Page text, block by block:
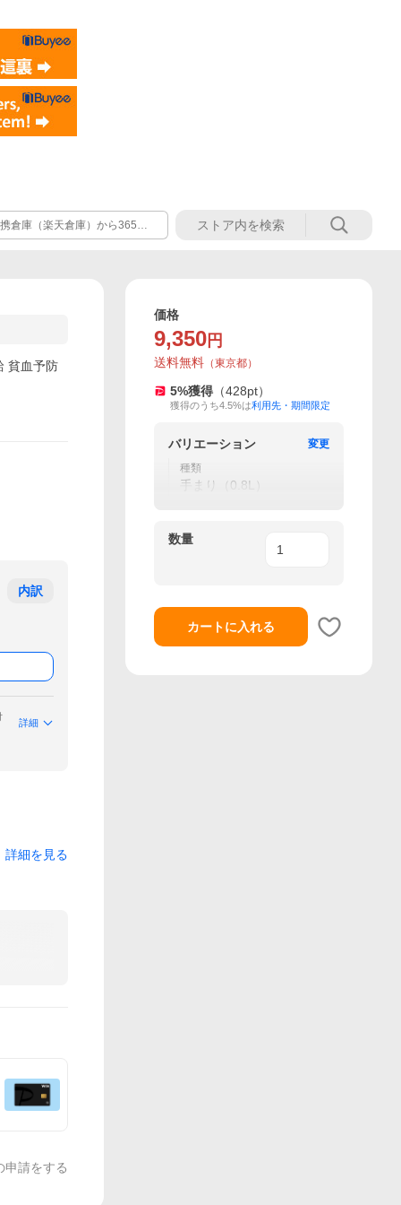
倉庫（楽天倉庫）から365日
、当店にご連絡いただいて
貧血予防
内訳
詳細
詳細を見る
申請をする
価格
9,350 円
送料無料 （東京都）
5%獲得 （428pt）
獲得のうち4.5%は利用先・期間限定
バリエーション
変更
種類
手まり（0.8L）
数量
カートに入れる